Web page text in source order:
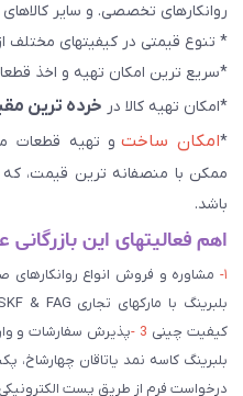
روانکارهای تخصصی. و سایر
* تنوع قیمتی در کیفیتهای مختلف
*سریع ترین امکان تهیه و اخذ
*امکان تهیه کالا در خرده ترین
*امکان ساختو تهیه قطعات
ممکن با منصفانه ترین قیمت، که
باشد.
اهم فعالیتهای این
۱- مشاوره و فروش انواع
کیفیت چینی 3 - پذیرش سفارشات و
بلبرینگ کاسه نمد یاتاقان چهارشاخ،
درخواست فرم از طریق پست